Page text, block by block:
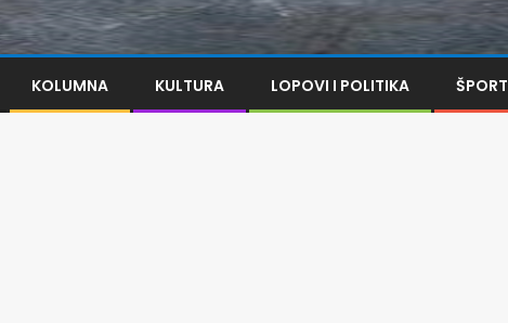
KOLUMNA KULTURA LOPOVI I POLITIKA ŠPORT